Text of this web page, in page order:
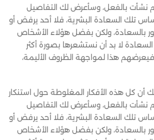
نشأت بالفعل، وسأعرض لك التفاصيل
تلك السعادة البشرية، فلا أحد يرفض أو
بالسعادة، ولكن بفضل هؤلاء الأشخاص
السعادة لا بد أن نستشعرها بصورة أكثر
هذا لمواجهة الظروف الأليمة،
أن كل هذه الأفكار المغلوطة حول استنكار
نشأت بالفعل، وسأعرض لك التفاصيل
تلك السعادة البشرية، فلا أحد يرفض أو
بالسعادة، ولكن بفضل هؤلاء الأشخاص